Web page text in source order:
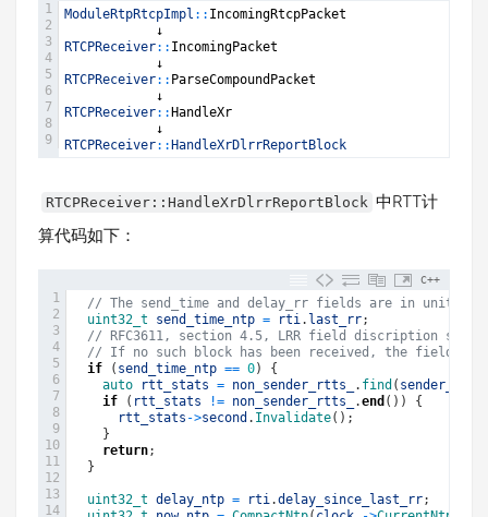
1
2
3
4
5
6
7
8
9
ModuleRtpRtcpImpl :: IncomingRtcpPacket
↓
RTCPReceiver:: IncomingPacket
↓
RTCPReceiver:: ParseCompoundPacket
↓
RTCPReceiver:: HandleXr
↓
RTCPReceiver:: HandleXrDlrrReportBlock
RTCPReceiver::HandleXrDlrrReportBlock 中RTT计
算代码如下：
C++
1
2
3
4
5
6
7
8
9
10
11
12
13
14
// The send_time and delay_rr fields are in units of
uint32_t send_time_ntp = rti. last_rr;
// RFC3611, section 4.5, LRR field discription
// If no such block has been received, the field is
if
( send_time_ntp == 0)
{
auto
rtt_stats = non_sender_rtts_ . find ( sender_ssrc
if
( rtt_stats != non_sender_rtts_ .end ( ) )
{
rtt_stats ->second . Invalidate( ) ;
}
return;
}
uint32_t delay_ntp = rti.delay_since_last_rr;